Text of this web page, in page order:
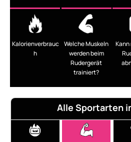
Kalorienverbrauc
h
Welche Muskeln
werden beim
Rudergerät
trainiert?
Alle Sportarten